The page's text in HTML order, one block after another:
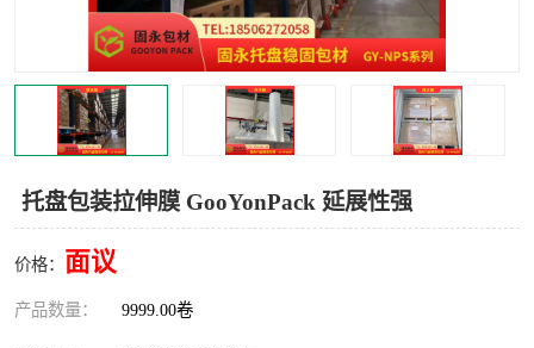
托盘包装拉伸膜 GooYonPack 延展性强
价格： 面议
产品数量： 9999.00卷